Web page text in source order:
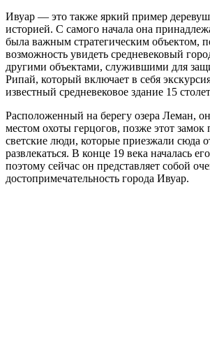
Ивуар — это также яркий пример
историей. С самого начала она
была важным стратегическим объектом,
возможность увидеть средневековый
другими объектами, служившими для
Рипай, который включает в себя
известный средневековое здание 15
Расположенный на берегу озера Леман,
местом охоты герцогов, позже этот
светские люди, которые приезжали сюда
развлекаться. В конце 19 века началась
поэтому сейчас он представляет собой
достопримечательность города Ивуар.